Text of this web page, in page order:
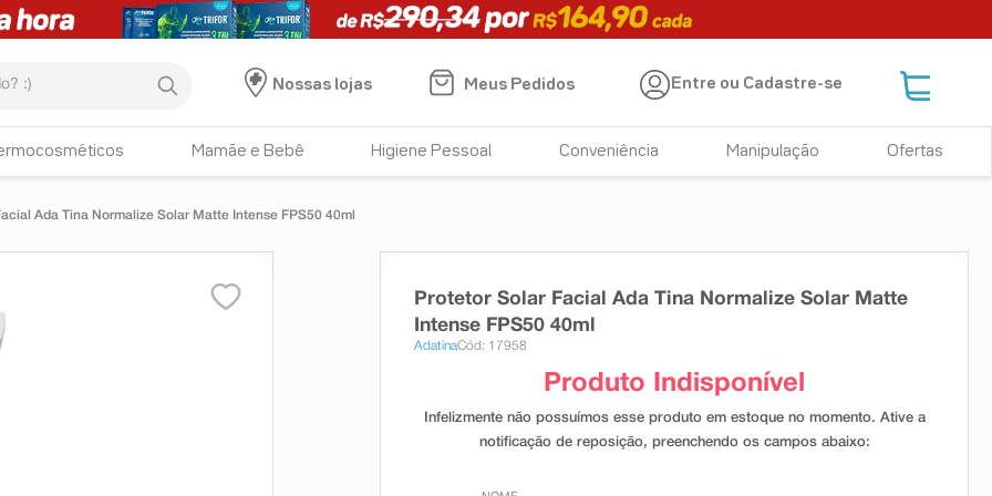
Nossas lojas
Meus Pedidos Entre ou Cadastre-se
Mamãe e Bebê Higiene Pessoal Conveniência Manipulação Ofertas
Ada Tina Normalize Solar Matte Intense FPS50 40ml
Protetor Solar Facial Ada Tina Normalize Solar Matte
Intense FPS50 40ml
AdatinaCód: 17958